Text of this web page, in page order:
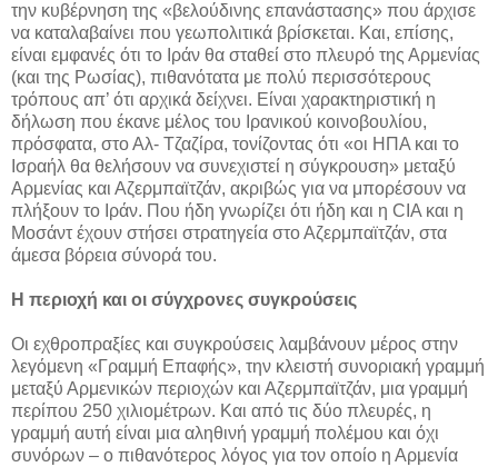
την κυβέρνηση της «βελούδινης επανάστασης» που άρχισε
να καταλαβαίνει που γεωπολιτικά βρίσκεται. Και, επίσης,
είναι εμφανές ότι το Ιράν θα σταθεί στο πλευρό της Αρμενίας
(και της Ρωσίας), πιθανότατα με πολύ περισσότερους
τρόπους απ’ ότι αρχικά δείχνει. Είναι χαρακτηριστική η
δήλωση που έκανε μέλος του Ιρανικού κοινοβουλίου,
πρόσφατα, στο Αλ- Τζαζίρα, τονίζοντας ότι «οι ΗΠΑ και το
Ισραήλ θα θελήσουν να συνεχιστεί η σύγκρουση» μεταξύ
Αρμενίας και Αζερμπαϊτζάν, ακριβώς για να μπορέσουν να
πλήξουν το Ιράν. Που ήδη γνωρίζει ότι ήδη και η CIA και η
Μοσάντ έχουν στήσει στρατηγεία στο Αζερμπαϊτζάν, στα
άμεσα βόρεια σύνορά του.
Η περιοχή και οι σύγχρονες συγκρούσεις
Οι εχθροπραξίες και συγκρούσεις λαμβάνουν μέρος στην
λεγόμενη «Γραμμή Επαφής», την κλειστή συνοριακή γραμμή
μεταξύ Αρμενικών περιοχών και Αζερμπαϊτζάν, μια γραμμή
περίπου 250 χιλιομέτρων. Και από τις δύο πλευρές, η
γραμμή αυτή είναι μια αληθινή γραμμή πολέμου και όχι
συνόρων – ο πιθανότερος λόγος για τον οποίο η Αρμενία